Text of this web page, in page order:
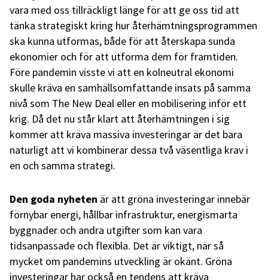
vara med oss tillräckligt länge för att ge oss tid att
tänka strategiskt kring hur återhämtningsprogrammen
ska kunna utformas, både för att återskapa sunda
ekonomier och för att utforma dem för framtiden.
Före pandemin visste vi att en kolneutral ekonomi
skulle kräva en samhällsomfattande insats på samma
nivå som The New Deal eller en mobilisering inför ett
krig. Då det nu står klart att återhämtningen i sig
kommer att kräva massiva investeringar är det bara
naturligt att vi kombinerar dessa två väsentliga krav i
en och samma strategi.
Den goda nyheten är att gröna investeringar innebär
förnybar energi, hållbar infrastruktur, energismarta
byggnader och andra utgifter som kan vara
tidsanpassade och flexibla. Det är viktigt, när så
mycket om pandemins utveckling är okänt. Gröna
investeringar har också en tendens att kräva